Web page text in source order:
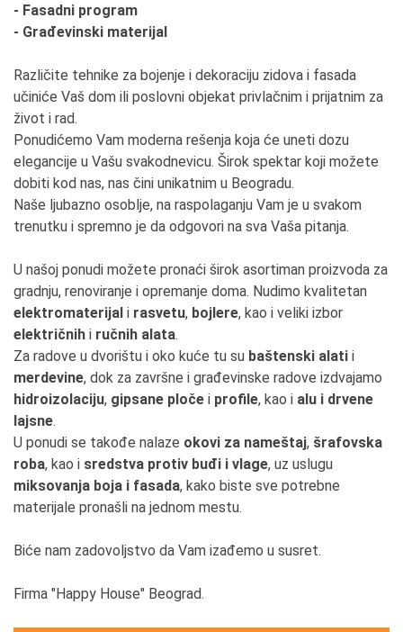
- Fasadni program
- Građevinski materijal
Različite tehnike za bojenje i dekoraciju zidova i fasada
učiniće Vaš dom ili poslovni objekat privlačnim i prijatnim za
život i rad.
Ponudićemo Vam moderna rešenja koja će uneti dozu
elegancije u Vašu svakodnevicu. Širok spektar koji možete
dobiti kod nas, nas čini unikatnim u Beogradu.
Naše ljubazno osoblje, na raspolaganju Vam je u svakom
trenutku i spremno je da odgovori na sva Vaša pitanja.
U našoj ponudi možete pronaći širok asortiman proizvoda za
gradnju, renoviranje i opremanje doma. Nudimo kvalitetan
elektromaterijal i rasvetu, bojlerе, kao i veliki izbor
električnih i ručnih alata.
Za radove u dvorištu i oko kuće tu su baštenski alati i
merdevine, dok za završne i građevinske radove izdvajamo
hidroizolaciju, gipsane ploče i profile, kao i alu i drvene
lajsne.
U ponudi se takođe nalaze okovi za nameštaj, šrafovska
roba, kao i sredstva protiv buđi i vlage, uz uslugu
miksovanja boja i fasada, kako biste sve potrebne
materijale pronašli na jednom mestu.
Biće nam zadovoljstvo da Vam izađemo u susret.
Firma "Happy House" Beograd.